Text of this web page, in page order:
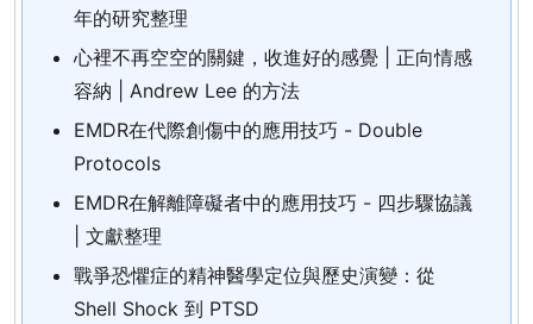
年的研究整理
心裡不再空空的關鍵，收進好的感覺 | 正向情感
容納 | Andrew Lee 的方法
EMDR在代際創傷中的應用技巧 - Double
Protocols
EMDR在解離障礙者中的應用技巧 - 四步驟協議
| 文獻整理
戰爭恐懼症的精神醫學定位與歷史演變：從
Shell Shock 到 PTSD